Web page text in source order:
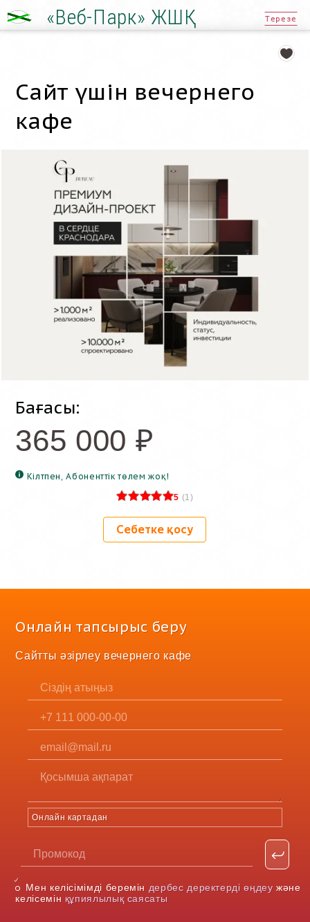
«Веб-Парк» ЖШҚ Терезе
Онлайн тапсырыс беру
Сайтты әзірлеу вечернего кафе
Онлайн картадан
Мен келісімімді беремін дербес деректерді өңдеу және
келісемін құпиялылық саясаты
Сайт үшін вечернего
кафе
Бағасы:
365 000 ₽
Кілтпен, Абоненттік төлем жоқ!
5 (1)
Себетке қосу